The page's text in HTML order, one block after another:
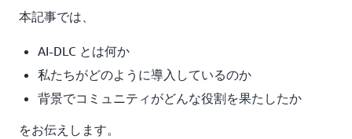
本記事では、
AI-DLC とは何か
私たちがどのように導入しているのか
背景でコミュニティがどんな役割を果たしたか
をお伝えします。